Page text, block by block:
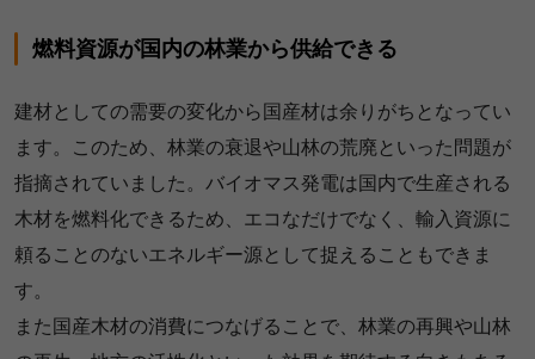
燃料資源が国内の林業から供給できる
建材としての需要の変化から国産材は余りがちとなってい
ます。このため、林業の衰退や山林の荒廃といった問題が
指摘されていました。バイオマス発電は国内で生産される
木材を燃料化できるため、エコなだけでなく、輸入資源に
頼ることのないエネルギー源として捉えることもできま
す。
また国産木材の消費につなげることで、林業の再興や山林